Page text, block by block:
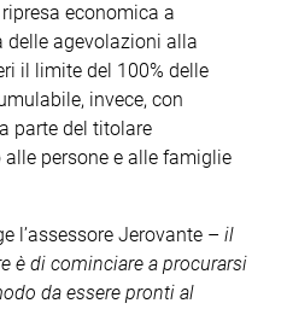
economica a
agevolazioni alla
il limite del 100% delle
invece, con
parte del titolare
alle persone e alle famiglie
l’assessore Jerovante – il
è di cominciare a procurarsi
da essere pronti al